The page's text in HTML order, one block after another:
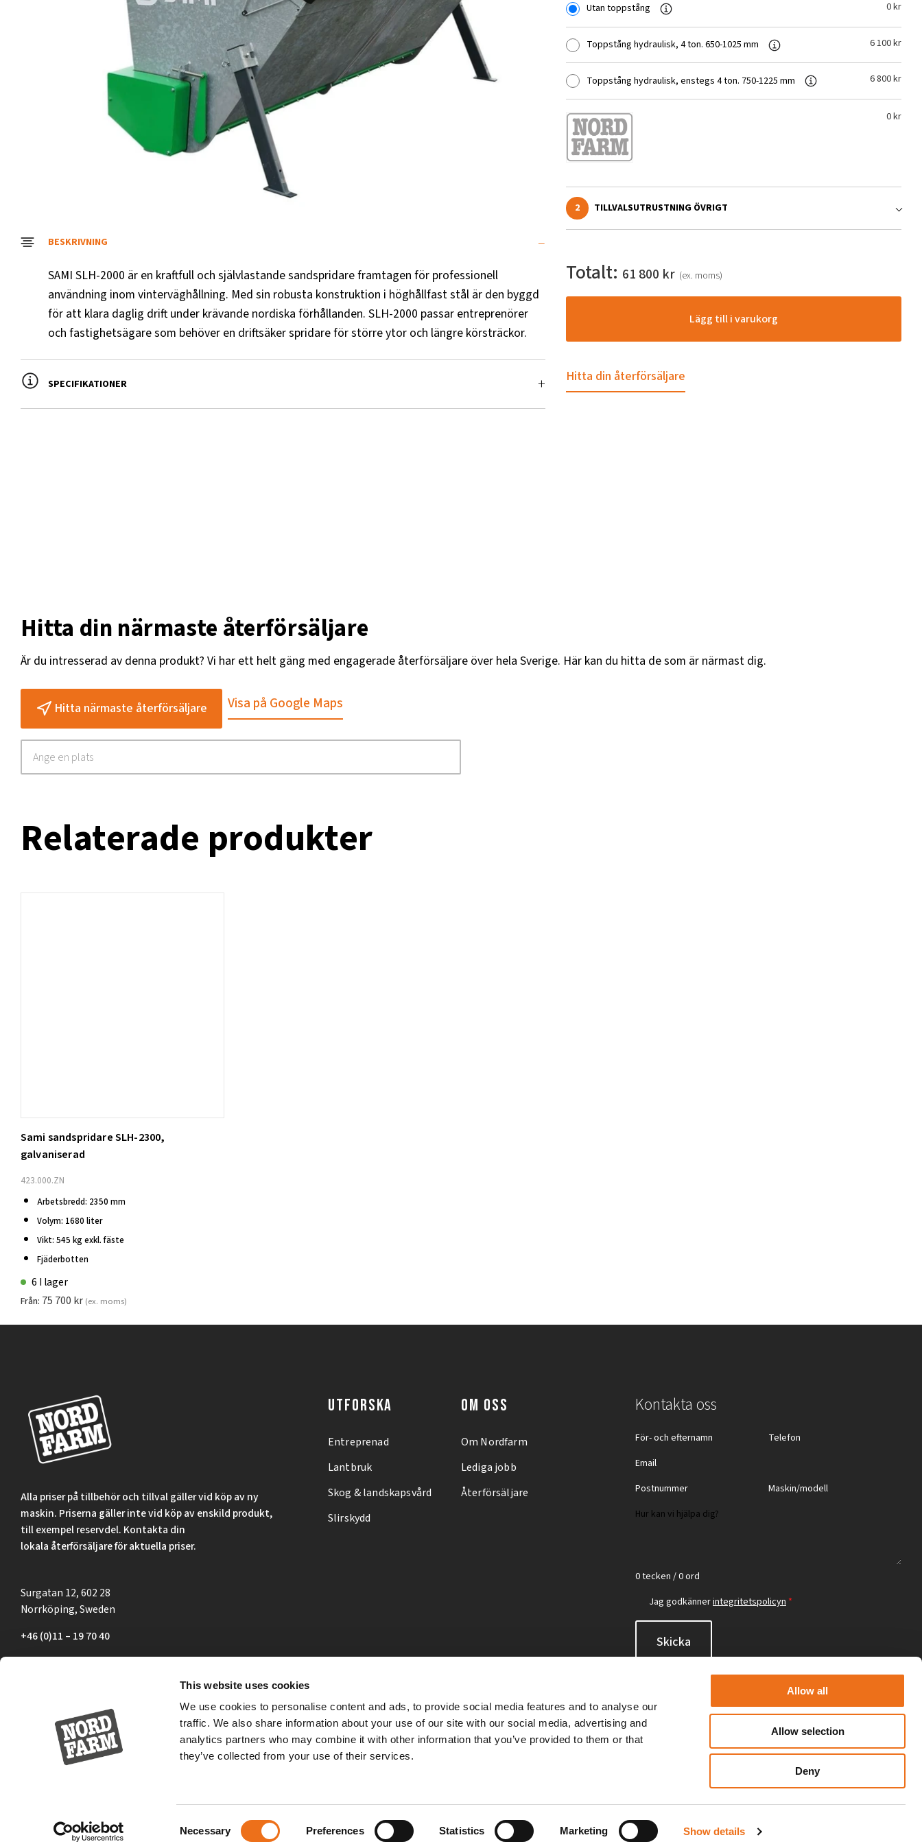
This website uses cookies
We use cookies to personalise content and ads, to provide social media features and to analyse our
traffic. We also share information about your use of our site with our social media, advertising and
analytics partners who may combine it with other information that you’ve provided to them or that
they’ve collected from your use of their services.
Necessary Preferences Statistics Marketing Show details
Allow all
Allow selection
Deny
Utan toppstång
Read
more
about
Utan
toppstång
0kr
Toppstång hydraulisk, 4 ton. 650-1025 mm
Read
more
about
Toppstång
hydraulisk,
6 100kr
Toppstång hydraulisk, enstegs 4 ton. 750-1225 mm
Read
more
750-
6 800kr
0kr
2 TILLVALSUTRUSTNING ÖVRIGT
Totalt: 61 800 kr (ex. moms)
Lägg till i varukorg
Hitta din återförsäljare
BESKRIVNING
SAMI SLH-2000 är en kraftfull och självlastande sandspridare framtagen för professionell
användning inom vinterväghållning. Med sin robusta konstruktion i höghållfast stål är den byggd
för att klara daglig drift under krävande nordiska förhållanden. SLH-2000 passar entreprenörer
och fastighetsägare som behöver en driftsäker spridare för större ytor och längre körsträckor.
SPECIFIKATIONER
Nödvänd. hydr.uttag dub./enk.
2 DV 1/2"
Höjd, mm
1194
Oljeflöde lit/min
30-60
Spridningsbredd, mm
2000
Vikt, kg
Hitta din närmaste återförsäljare
Är du intresserad av denna produkt? Vi har ett helt gäng med engagerade återförsäljare över hela Sverige. Här kan du hitta de som är närmast dig.
Hitta närmaste återförsäljare Visa på Google Maps
Relaterade produkter
Sami sandspridare SLH-2300,
galvaniserad
423.000.ZN
Arbetsbredd: 2350 mm
Volym: 1680 liter
Vikt: 545 kg exkl. fäste
Fjäderbotten
6 I lager
Från: 75 700 kr (ex. moms)
Alla priser på tillbehör och tillval gäller vid köp av ny
maskin. Priserna gäller inte vid köp av enskild produkt,
till exempel reservdel. Kontakta din
lokala återförsäljare för aktuella priser.
Surgatan 12, 602 28
Norrköping, Sweden
+46 (0)11 – 19 70 40
UTFORSKA
Entreprenad
Lantbruk
Skog & landskapsvård
Slirskydd
OM OSS
Om Nordfarm
Lediga jobb
Återförsäljare
Kontakta oss
0 tecken / 0 ord
Jag godkännerintegritetspolicyn *
Skicka
Upphovsrätt 2026 Nordfarm Alla rättigheter reserverade